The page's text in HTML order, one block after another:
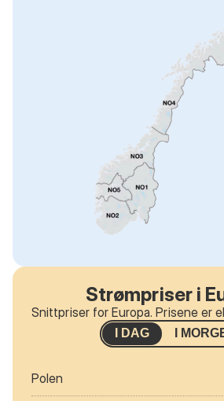
Strømpriser i
Snittpriser for Europa. Prisene er
I DAG I
Polen